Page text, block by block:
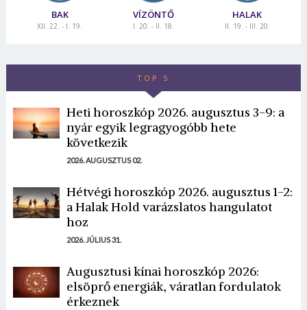
BAK
XII. 22. - I. 19.
VÍZÖNTŐ
I. 20. - II. 18.
HALAK
II. 19. - III. 20.
TOP 5
Heti horoszkóp 2026. augusztus 3-9: a
nyár egyik legragyogóbb hete
következik
2026. AUGUSZTUS 02.
Hétvégi horoszkóp 2026. augusztus 1-2:
a Halak Hold varázslatos hangulatot
hoz
2026. JÚLIUS 31.
Augusztusi kínai horoszkóp 2026:
elsöprő energiák, váratlan fordulatok
érkeznek